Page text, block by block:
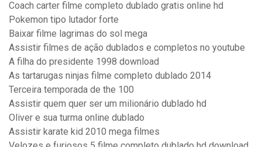
Coach carter filme completo dublado gratis online hd
Pokemon tipo lutador forte
Baixar filme lagrimas do sol mega
Assistir filmes de ação dublados e completos no youtube
A filha do presidente 1998 download
As tartarugas ninjas filme completo dublado 2014
Terceira temporada de the 100
Assistir quem quer ser um milionário dublado hd
Oliver e sua turma online dublado
Assistir karate kid 2010 mega filmes